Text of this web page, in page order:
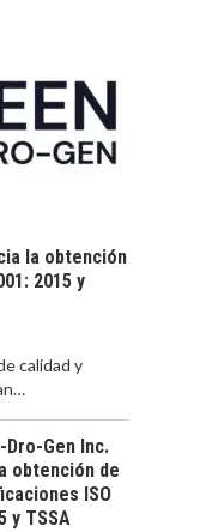
la obtención
2015 y
calidad y
Dro-Gen Inc.
obtención de
ISO
y TSSA